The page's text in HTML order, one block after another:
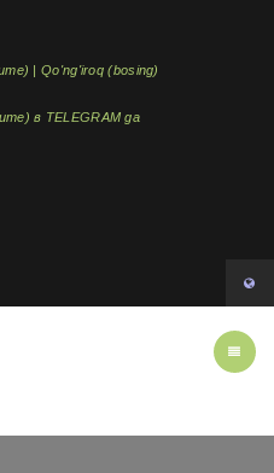
| Qo'ng'iroq (bosing)
в TELEGRAM ga